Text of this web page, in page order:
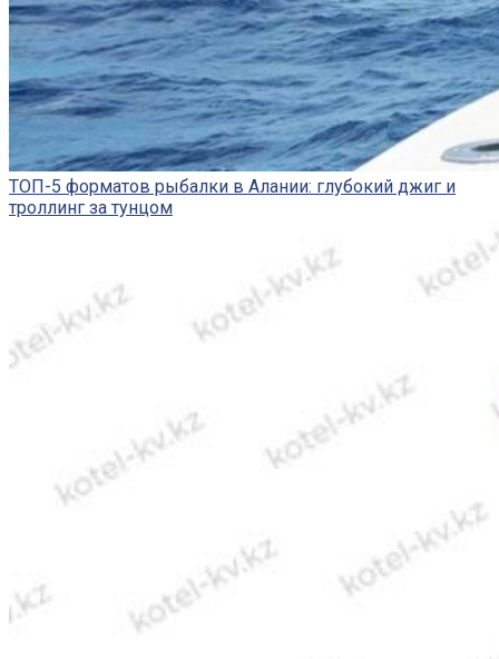
ТОП-5 форматов рыбалки в Алании: глубокий джиг и
троллинг за тунцом